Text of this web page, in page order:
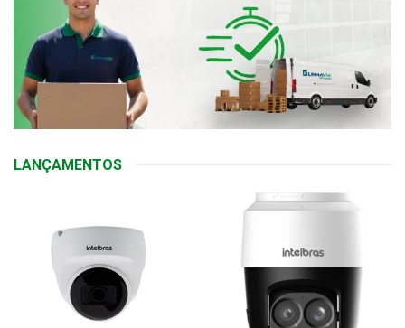
LANÇAMENTOS